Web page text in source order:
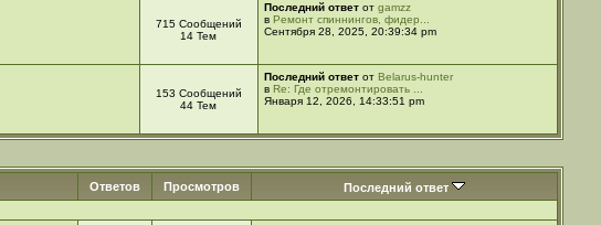
715 Сообщений
14 Тем
Последний ответот gamzz
в Ремонт спиннингов, фидер...
Сентября 28, 2025, 20:39:34 pm
153 Сообщений
44 Тем
Последний ответот Belarus-hunter
в Re: Где отремонтировать ...
Января 12, 2026, 14:33:51 pm
Ответов Просмотров Последний ответ